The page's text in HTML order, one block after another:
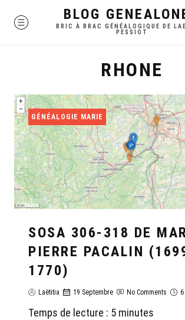
MENU BLOG
BRIC À BRAC GÉNÉALOGIQUE DE
PESSIOT
RHONE
GÉNÉALOGIE MARIE
SOSA 306-318 DE
PIERRE PACALIN
1770)
Laëtitia 19 Septembre No Comments 6
Temps de lecture : 5 minutes